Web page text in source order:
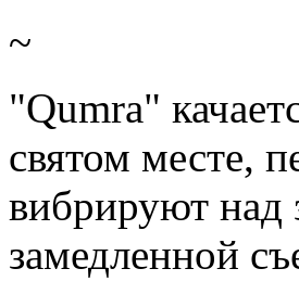
~
"Qumra"
святом месте,
вибрируют над
замедленной